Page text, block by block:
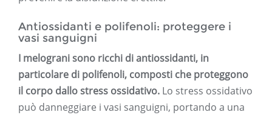
Antiossidanti e polifenoli: proteggere i
vasi sanguigni
I melograni sono ricchi di antiossidanti, in
particolare di polifenoli, composti che proteggono
il corpo dallo stress ossidativo. Lo stress ossidativo
può danneggiare i vasi sanguigni, portando a una